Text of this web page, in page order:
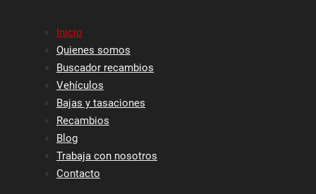
Inicio
Quienes somos
Buscador recambios
Vehículos
Bajas y tasaciones
Recambios
Blog
Trabaja con nosotros
Contacto